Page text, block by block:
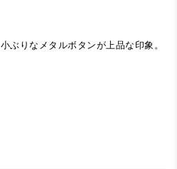
小ぶりなメタルボタンが上品な印象。